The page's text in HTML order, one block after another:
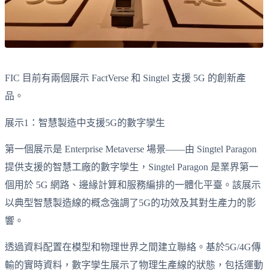
FIC 目前有兩個展示 FactVerse 和 Singtel 支援 5G 的創新產
品。
展示1：智慧製造中支援5G的數字孿生
第一個展示是 Enterprise Metaverse 場景——由 Singtel Paragon
提供支援的智慧工廠的數字孿生，Singtel Paragon 是業界第一
個用於 5G 網路、邊緣計算和服務編排的一體化平臺。該展示
以典型智慧製造線的概念強調了5G的功效及其對生產力的影
響。
透過資料配置在模型和物理世界之間建立聯絡。基於5G/4G傳
輸的實時資料，數字孿生展示了物理生產線的狀態，包括運動